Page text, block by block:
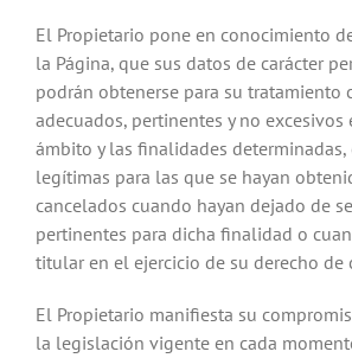
El Propietario pone en conocimiento
la Página, que sus datos de carácter
podrán obtenerse para su tratamiento
adecuados, pertinentes y no
ámbito y las finalidades determinadas,
legítimas para las que se hayan
cancelados cuando hayan dejado de
pertinentes para dicha finalidad o
titular en el ejercicio de su derecho de
El Propietario manifiesta su
la legislación vigente en cada